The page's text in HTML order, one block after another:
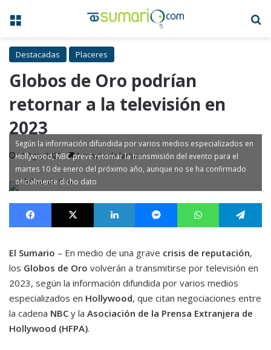
Menú
Destacadas Placeres
Globos de Oro podrían
retornar a la televisión en
2023
11 Ago, 2022 1 minuto de lectura
Según la información difundida por varios medios especializados en
Hollywood, NBC prevé retomar la transmisión del evento para el
martes 10 de enero del próximo año, aunque no se ha confirmado
oficialmente dicho dato
Facebook X LinkedIn MessengerWhatsApp
El Sumario – En medio de una grave crisis de reputación,
los Globos de Oro volverán a transmitirse por televisión en
2023, según la información difundida por varios medios
especializados en Hollywood, que citan negociaciones entre
la cadena NBC y la Asociación de la Prensa Extranjera de
Hollywood (HFPA).